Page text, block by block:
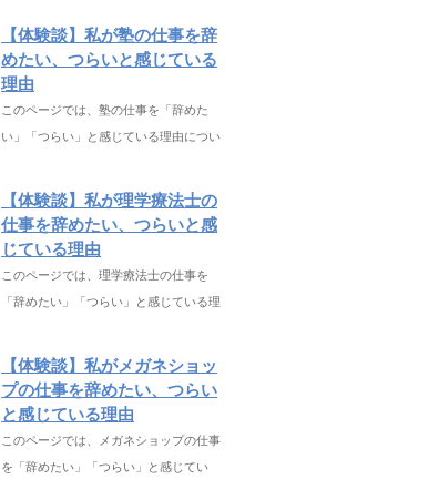
【体験談】私が塾の仕事を辞
めたい、つらいと感じている
理由
このページでは、塾の仕事を「辞めた
い」「つらい」と感じている理由につい
【体験談】私が理学療法士の
仕事を辞めたい、つらいと感
じている理由
このページでは、理学療法士の仕事を
「辞めたい」「つらい」と感じている理
【体験談】私がメガネショッ
プの仕事を辞めたい、つらい
と感じている理由
このページでは、メガネショップの仕事
を「辞めたい」「つらい」と感じてい